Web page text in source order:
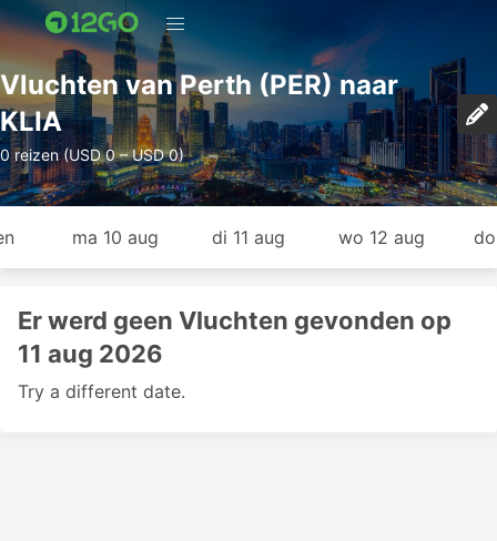
Vluchten van Perth (PER) naar
KLIA
0 reizen (USD 0 – USD 0)
ma 10 aug di 11 aug wo 12 aug
Er werd geen Vluchten gevonden op
11 aug 2026
Try a different date.